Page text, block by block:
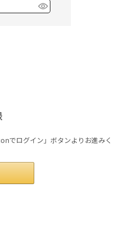
でログイン」ボタンよりお進みく